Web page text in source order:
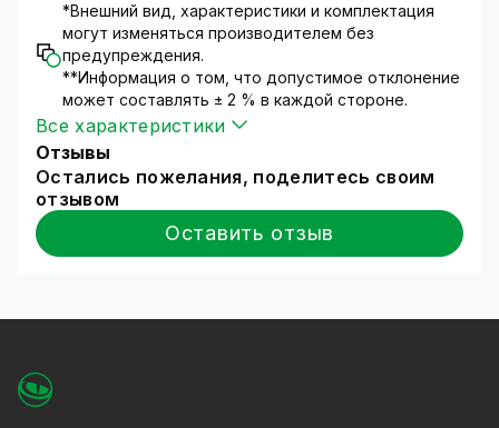
идентификации типа PoE. Исключите
предположения и ускорьте свою работу,
тестируя линию перед установкой, чтобы
мгновенно обнаружить наличие
электропитания.
Безопасно устанавливайте камеры, точки
доступа Wi-Fi, планшеты, IP-телефоны и
многое другое, без опасений
повредить устройства. Тестер работает без
необходимости зарядки или замены батареек.
Наш детектор PoE получает энергию от
чтобы вы могли держать его, находясь на
лестнице или в тесном пространстве во
*Внешний вид, характеристики и комплектация
могут изменяться производителем без
предупреждения.
**Информация о том, что допустимое отклонение
может составлять ± 2 % в каждой стороне.
Все характеристики
Отзывы
Остались пожелания, поделитесь своим
отзывом
Оставить отзыв